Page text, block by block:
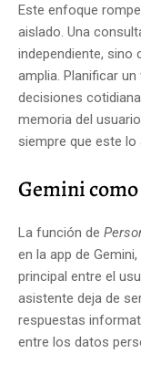
Este enfoque
aislado. Una
independiente, sino
amplia. Planificar
decisiones
memoria del
siempre que este lo
Gemini
La función de
en la app de
principal entre el
asistente deja de
respuestas
entre los datos